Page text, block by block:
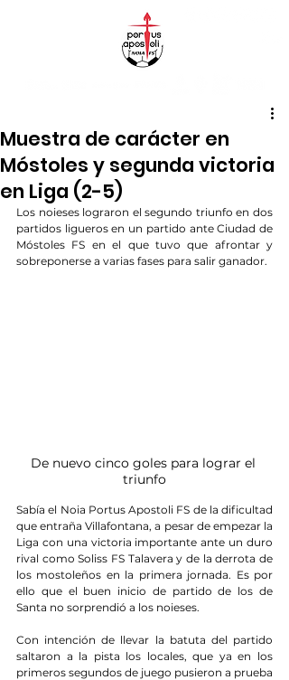
Muestra de carácter en
Móstoles y segunda victoria
en Liga (2-5)
Los noieses lograron el segundo triunfo en dos
partidos ligueros en un partido ante Ciudad de
Móstoles FS en el que tuvo que afrontar y
sobreponerse a varias fases para salir ganador.
De nuevo cinco goles para lograr el
triunfo
Sabía el Noia Portus Apostoli FS de la dificultad
que entraña Villafontana, a pesar de empezar la
Liga con una victoria importante ante un duro
rival como Soliss FS Talavera y de la derrota de
los mostoleños en la primera jornada. Es por
ello que el buen inicio de partido de los de
Santa no sorprendió a los noieses.
Con intención de llevar la batuta del partido
saltaron a la pista los locales, que ya en los
primeros segundos de juego pusieron a prueba